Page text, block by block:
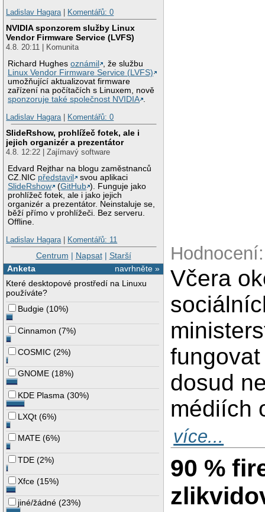
Ladislav Hagara| Komentářů: 0
NVIDIA sponzorem služby Linux
Vendor Firmware Service (LVFS)
4.8. 20:11 | Komunita
Richard Hughesoznámil
, že službu
Linux Vendor Firmware Service (LVFS)
umožňující aktualizovat firmware
zařízení na počítačích s Linuxem, nově
sponzoruje také společnost NVIDIA .
Ladislav Hagara| Komentářů: 0
SlideRshow, prohlížeč fotek, ale i
jejich organizér a prezentátor
4.8. 12:22 | Zajímavý software
Edvard Rejthar na blogu zaměstnanců
CZ.NIC představil
svou aplikaci
SlideRshow
(GitHub ). Funguje jako
prohlížeč fotek, ale i jako jejich
organizér a prezentátor. Neinstaluje se,
běží přímo v prohlížeči. Bez serveru.
Offline.
Ladislav Hagara| Komentářů: 11
Centrum | Napsat| Starší
navrhněte »
Anketa
Které desktopové prostředí na Linuxu
používáte?
Budgie (10%)
Cinnamon (7%)
COSMIC (2%)
GNOME (18%)
KDE Plasma (30%)
LXQt (6%)
MATE (6%)
TDE (2%)
Xfce (15%)
jiné/žádné (23%)
Včera
dosud
médiích
více...
90 %